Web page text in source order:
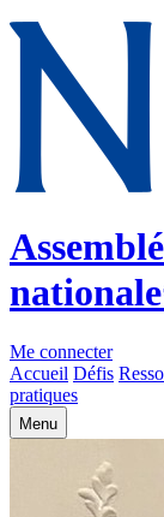
nationale
Me connecter
Accueil Défis
pratiques
Menu